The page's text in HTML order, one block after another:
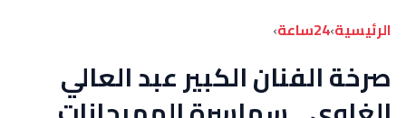
الرئيسية›24ساعة ›
صرخة الفنان الكبير عبد العالي